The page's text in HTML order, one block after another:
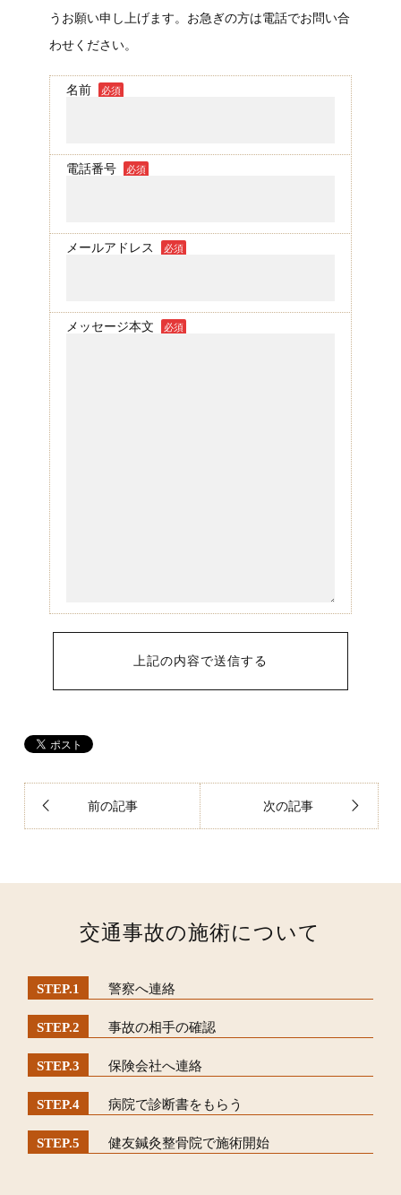
うお願い申し上げます。お急ぎの方は電話でお問い合
わせください。
名前 必須
電話番号 必須
メールアドレス 必須
メッセージ本文 必須
前の記事 次の記事
交通事故の施術について
警察へ連絡
事故の相手の確認
保険会社へ連絡
病院で診断書をもらう
健友鍼灸整骨院で施術開始